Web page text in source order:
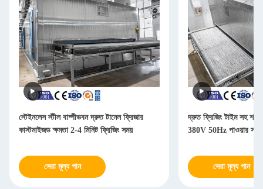
স্টেইনলেস স্টীল বাষ্পীভবন দ্রুত টানেল ফ্রিজার
কাস্টমাইজড ক্ষমতা 2-4 মিনিট ফ্রিজিং সময়
সেরা মূল্য পান
দ্রুত ফ্রিজিং টাইম সহ
380V 50Hz পাওয়ার
সেরা মূল্য পান